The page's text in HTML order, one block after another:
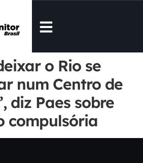
o Rio se
num Centro de
diz Paes sobre
compulsória